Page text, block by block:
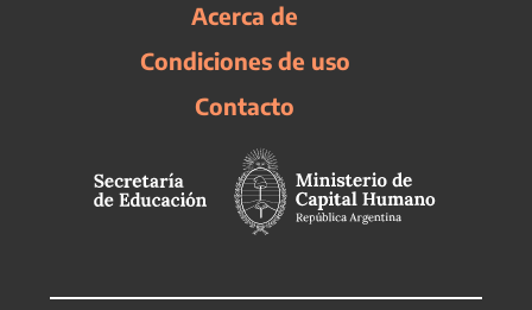
Acerca de
Condiciones de uso
Contacto